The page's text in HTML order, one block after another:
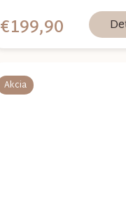
€199,90
Akcia